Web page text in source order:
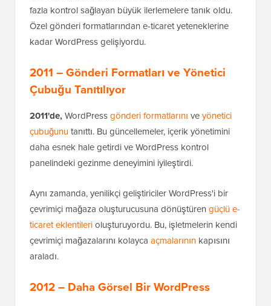
fazla kontrol sağlayan büyük ilerlemelere tanık oldu.
Özel gönderi formatlarından e-ticaret yeteneklerine
kadar WordPress gelişiyordu.
2011 – Gönderi Formatları ve Yönetici
Çubuğu Tanıtılıyor
2011'de,WordPressgönderi formatlarını veyönetici
çubuğunutanıttı. Bu güncellemeler, içerik yönetimini
daha esnek hale getirdi ve WordPress kontrol
panelindeki gezinme deneyimini iyileştirdi.
Aynı zamanda, yenilikçi geliştiriciler WordPress'i bir
çevrimiçi mağaza oluşturucusuna dönüştüren güçlü e-
ticaret eklentilerioluşturuyordu. Bu, işletmelerin kendi
çevrimiçi mağazalarını kolayca açmalarının kapısını
araladı.
2012 – Daha Görsel Bir WordPress